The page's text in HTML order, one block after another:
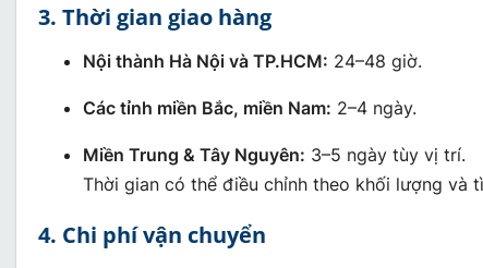
3. Thời gian giao hàng
Nội thành Hà Nội và TP.HCM: 24–48 giờ.
Các tỉnh miền Bắc, miền Nam: 2–4 ngày.
Miền Trung & Tây Nguyên: 3–5 ngày tùy vị trí.
Thời gian có thể điều chỉnh theo khối lượng và
4. Chi phí vận chuyển